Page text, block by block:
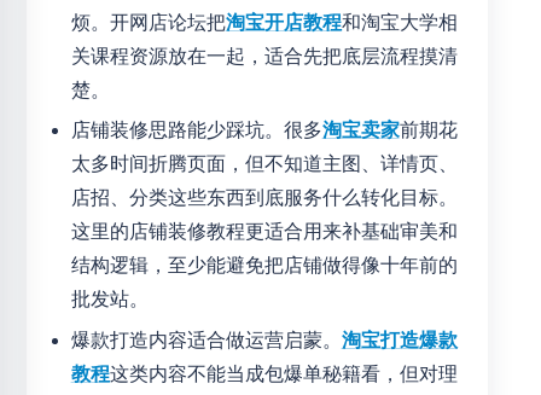
烦。开网店论坛把淘宝开店教程和淘宝大学相
关课程资源放在一起，适合先把底层流程摸清
楚。
店铺装修思路能少踩坑。很多淘宝卖家前期花
太多时间折腾页面，但不知道主图、详情页、
店招、分类这些东西到底服务什么转化目标。
这里的店铺装修教程更适合用来补基础审美和
结构逻辑，至少能避免把店铺做得像十年前的
批发站。
爆款打造内容适合做运营启蒙。 淘宝打造爆款
教程这类内容不能当成包爆单秘籍看，但对理